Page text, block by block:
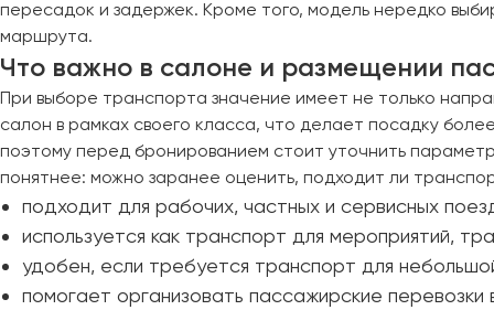
пересадок и задержек. Кроме того, модель нередко
маршрута.
Что важно в салоне и размещении
При выборе транспорта значение имеет не только
салон в рамках своего класса, что делает посадку
поэтому перед бронированием стоит уточнить
понятнее: можно заранее оценить, подходит ли
подходит для рабочих, частных и сервисных
используется как транспорт для мероприятий,
удобен, если требуется транспорт для
помогает организовать пассажирские
Казань
Калуга
Кемерово
Керчь